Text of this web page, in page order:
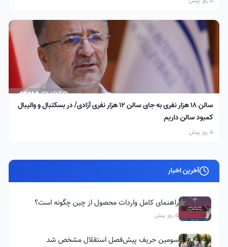
سالن ۱۸ هزار نفری به جای سالن ۱۲ هزار نفری آزادی/ در بسکتبال و والیبال
کمبود سالن داریم
5 روز پیش
آخرین اخبار
راهنمای کامل واردات محصول از چین چگونه است؟
5 روز پیش
سومین حریف پیش‌فصل استقلال مشخص شد